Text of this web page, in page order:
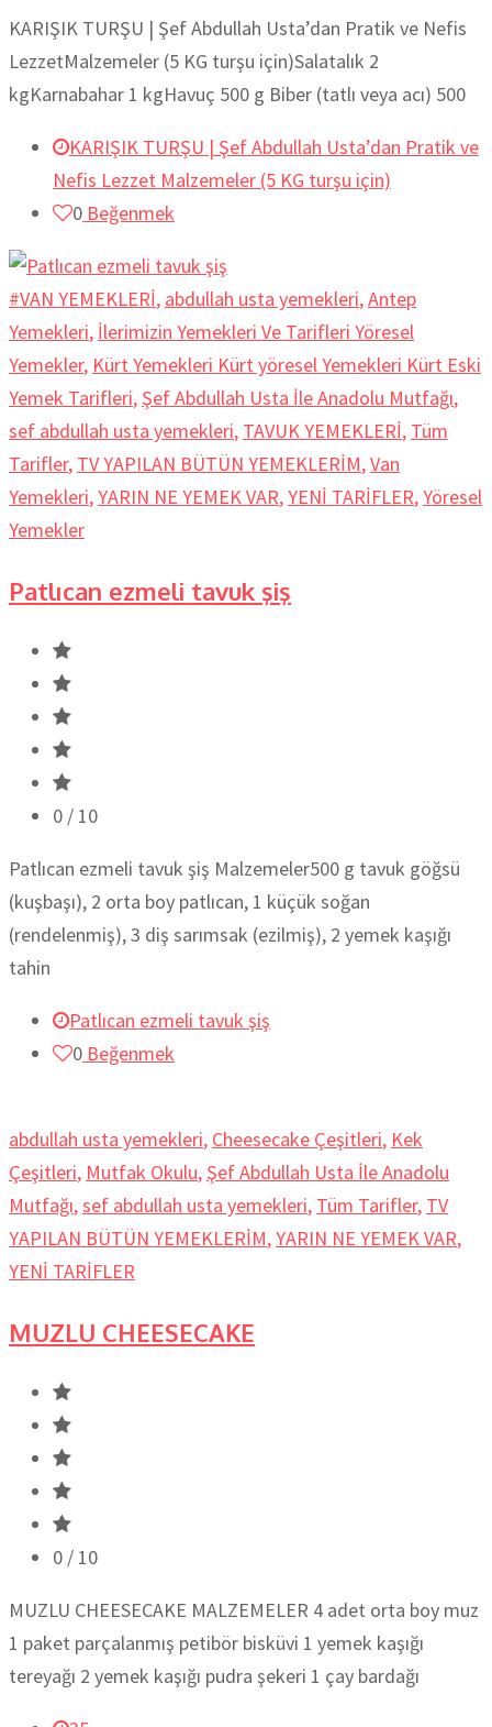
KARIŞIK TURŞU | Şef Abdullah Usta’dan Pratik ve Nefis
LezzetMalzemeler (5 KG turşu için)Salatalık 2
kgKarnabahar 1 kgHavuç 500 g Biber (tatlı veya acı) 500
KARIŞIK TURŞU | Şef Abdullah Usta’dan Pratik ve
Nefis Lezzet Malzemeler (5 KG turşu için)
0 Beğenmek
#VAN YEMEKLERİ, abdullah usta yemekleri,Antep
Yemekleri, İlerimizin Yemekleri Ve Tarifleri Yöresel
Yemekler, Kürt Yemekleri Kürt yöresel Yemekleri Kürt Eski
Yemek Tarifleri, Şef Abdullah Usta İle Anadolu Mutfağı,
sef abdullah usta yemekleri, TAVUK YEMEKLERİ, Tüm
Tarifler, TV YAPILAN BÜTÜN YEMEKLERİM,Van
Yemekleri,YARIN NE YEMEK VAR,YENİ TARİFLER,Yöresel
Yemekler
Patlıcan ezmeli tavuk şiş
0 / 10
Patlıcan ezmeli tavuk şiş Malzemeler500 g tavuk göğsü
(kuşbaşı), 2 orta boy patlıcan, 1 küçük soğan
(rendelenmiş), 3 diş sarımsak (ezilmiş), 2 yemek kaşığı
tahin
Patlıcan ezmeli tavuk şiş
0 Beğenmek
abdullah usta yemekleri, Cheesecake Çeşitleri, Kek
Çeşitleri, Mutfak Okulu, Şef Abdullah Usta İle Anadolu
Mutfağı,sef abdullah usta yemekleri, Tüm Tarifler, TV
YAPILAN BÜTÜN YEMEKLERİM,YARIN NE YEMEK VAR,
YENİ TARİFLER
MUZLU CHEESECAKE
0 / 10
MUZLU CHEESECAKE MALZEMELER 4 adet orta boy muz
1 paket parçalanmış petibör bisküvi 1 yemek kaşığı
tereyağı 2 yemek kaşığı pudra şekeri 1 çay bardağı